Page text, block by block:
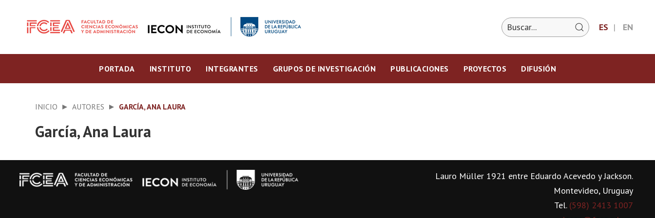
ES EN
PORTADA INSTITUTO INTEGRANTES GRUPOS DE INVESTIGACIÓN PUBLICACIONES PROYECTOS DIFUSIÓN
INICIO AUTORES GARCÍA, ANA LAURA
García, Ana Laura
Lauro Müller 1921 entre Eduardo Acevedo y Jackson.
Montevideo, Uruguay
Tel. (598) 2413 1007